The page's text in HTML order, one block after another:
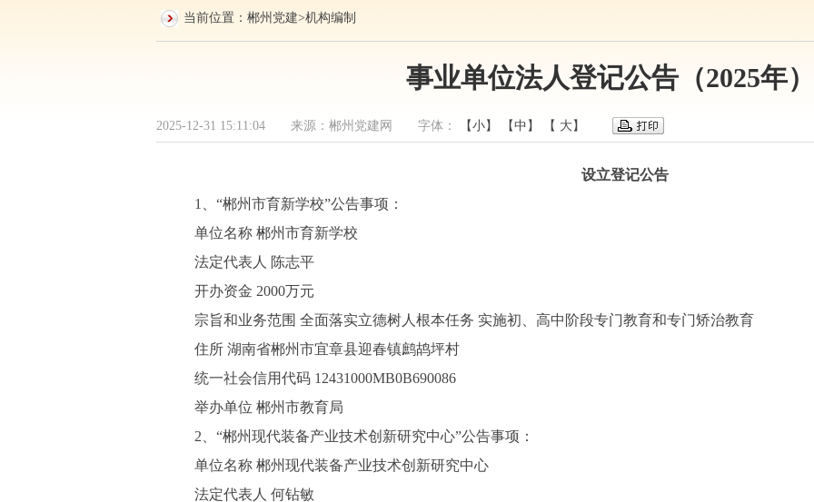
当前位置： 郴州党建>机构编制
事业单位法人登记公告（2025年）
2025-12-31 15:11:04 来源：郴州党建网 字体： 【小】 【中】 【 大】
设立登记公告
1、“郴州市育新学校”公告事项：
单位名称 郴州市育新学校
法定代表人 陈志平
开办资金 2000万元
宗旨和业务范围 全面落实立德树人根本任务 实施初、高中阶段专门教育和专门矫治教育
住所 湖南省郴州市宜章县迎春镇鹧鸪坪村
统一社会信用代码 12431000MB0B690086
举办单位 郴州市教育局
2、“郴州现代装备产业技术创新研究中心”公告事项：
单位名称 郴州现代装备产业技术创新研究中心
法定代表人 何钻敏